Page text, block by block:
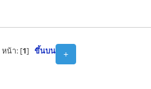
+
หน้า: [1] ขึ้นบน